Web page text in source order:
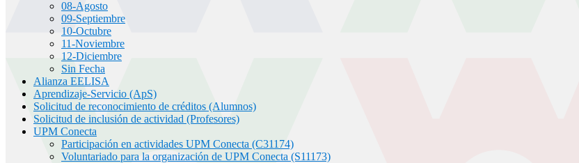
08-Agosto
09-Septiembre
10-Octubre
11-Noviembre
12-Diciembre
Sin Fecha
Alianza EELISA
Aprendizaje-Servicio (ApS)
Solicitud de reconocimiento de créditos (Alumnos)
Solicitud de inclusión de actividad (Profesores)
UPM Conecta
Participación en actividades UPM Conecta (C31174)
Voluntariado para la organización de UPM Conecta (S11173)